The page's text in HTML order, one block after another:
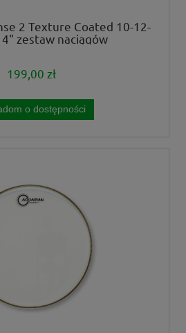
2 Texture Coated 10-12-
zestaw naciągów
199,00 zł
o dostępności